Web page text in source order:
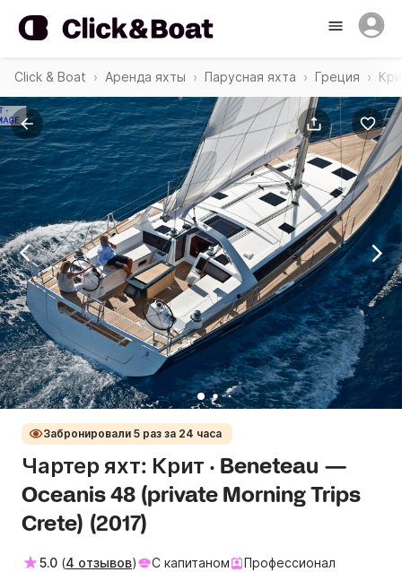
Click & Boat Аренда яхты Парусная яхта Греция
Забронировали 5 раз за 24 часа
Чартер яхт: Крит · Beneteau —
Oceanis 48 (private Morning Trips
Crete) (2017)
5.0 (4 отзывов) С капитаном
Профессионал